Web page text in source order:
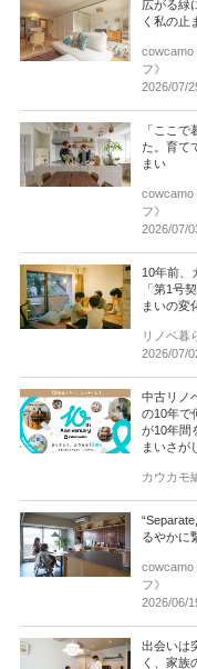
広がる緑
く私の止
cowcamo
フ》
2026/07/
「ここ
た。育て
まい
cowcamo
フ》
2026/07/
10年前、
「第1号
まいの変
リノベ暮
2026/07/
中古リノ
の10年で
が10年間
まいさが
カウカモ
るやかに
cowcamo
フ》
2026/06/
出会いは
く、家族